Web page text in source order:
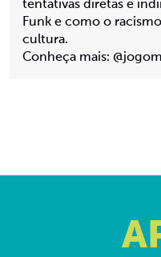
tentativas diretas e
Funk e como o
cultura.
Conheça mais: